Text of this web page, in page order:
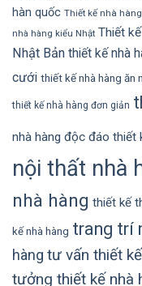
hàn quốc Thiết kế nhà
nhà hàng kiểu Nhật Thiết
Nhật Bản thiết kế nhà
cưới thiết kế nhà hàng ăn
thiết kế nhà hàng đơn giản
nhà hàng độc đáo thiết
nội thất nhà
nhà hàng thiết kế
kế nhà hàng trang trí
hàng tư vấn thiết
tưởng thiết kế nhà